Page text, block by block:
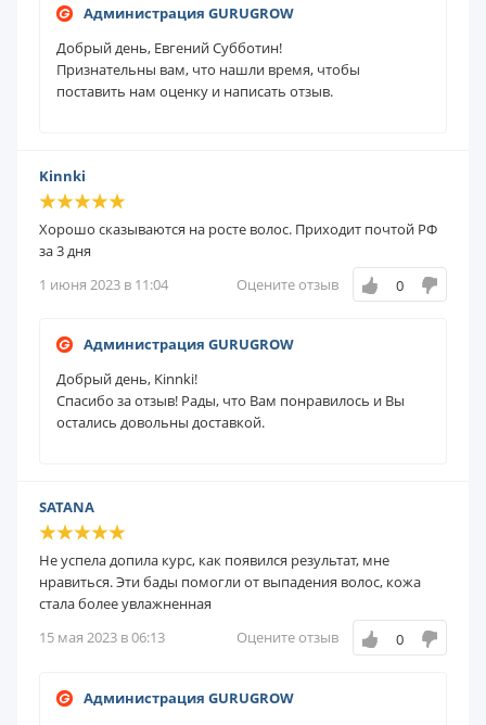
Администрация GURUGROW
Добрый день, Евгений Субботин!
Признательны вам, что нашли время, чтобы
поставить нам оценку и написать отзыв.
Kinnki
Хорошо сказываются на росте волос. Приходит почтой РФ
за 3 дня
1 июня 2023 в 11:04
Оцените отзыв 0
Администрация GURUGROW
Добрый день, Kinnki!
Спасибо за отзыв! Рады, что Вам понравилось и Вы
остались довольны доставкой.
SATANA
Не успела допила курс, как появился результат, мне
нравиться. Эти бады помогли от выпадения волос, кожа
стала более увлажненная
15 мая 2023 в 06:13
Оцените отзыв 0
Администрация GURUGROW